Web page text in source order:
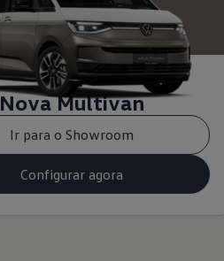
Nova Multivan
Ir para o Showroom
Configurar agora